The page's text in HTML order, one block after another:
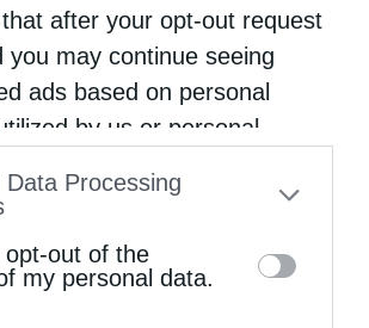
after your opt-out request
you may continue seeing
ads based on personal
by us or personal
You may separately opt-out
third parties on the IAB’s list
participants. This
Data Processing
out of the
my personal data.
και Οικονόμου στις